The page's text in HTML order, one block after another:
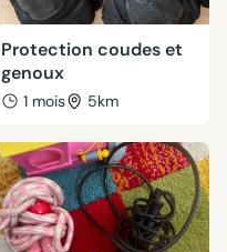
Protection coudes et
genoux
1 mois 5km